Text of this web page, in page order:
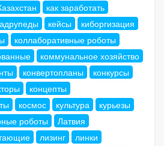
как заработать
кейсы
киборгизация
коллаборативные роботы
коммунальное хозяйство
конвертопланы
конкурсы
концепты
космос культура
курьезы
роботы
Латвия
лизинг
линки